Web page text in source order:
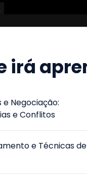
irá
e Negociação:
e Conflitos
e Técnicas de